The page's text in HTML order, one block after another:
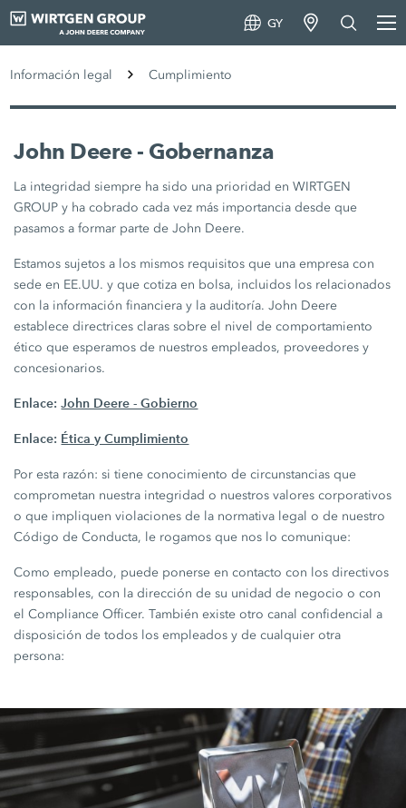
GY
Información legal Cumplimiento
John Deere - Gobernanza
La integridad siempre ha sido una prioridad en WIRTGEN
GROUP y ha cobrado cada vez más importancia desde que
pasamos a formar parte de John Deere.
Estamos sujetos a los mismos requisitos que una empresa con
sede en EE.UU. y que cotiza en bolsa, incluidos los relacionados
con la información financiera y la auditoría. John Deere
establece directrices claras sobre el nivel de comportamiento
ético que esperamos de nuestros empleados, proveedores y
concesionarios.
Enlace: John Deere - Gobierno
Enlace: Ética y Cumplimiento
Por esta razón: si tiene conocimiento de circunstancias que
comprometan nuestra integridad o nuestros valores corporativos
o que impliquen violaciones de la normativa legal o de nuestro
Código de Conducta, le rogamos que nos lo comunique:
Como empleado, puede ponerse en contacto con los directivos
responsables, con la dirección de su unidad de negocio o con
el Compliance Officer. También existe otro canal confidencial a
disposición de todos los empleados y de cualquier otra
persona: